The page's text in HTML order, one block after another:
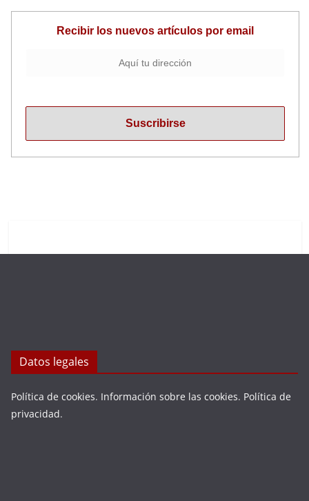
Recibir los nuevos artículos por email
Datos legales
Política de cookies. Información sobre las cookies. Política de
privacidad.